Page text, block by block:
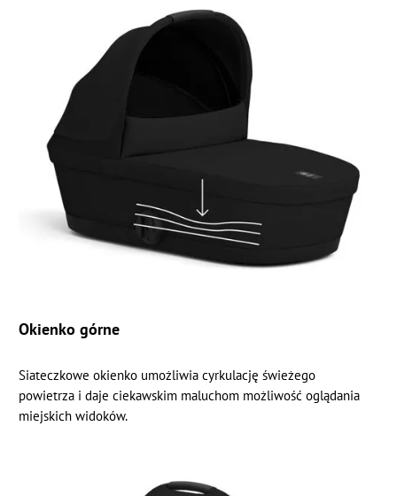
Okienko górne
Siateczkowe okienko umożliwia cyrkulację świeżego
powietrza i daje ciekawskim maluchom możliwość oglądania
miejskich widoków.